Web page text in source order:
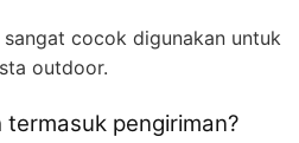
cocok digunakan untuk
outdoor.
pengiriman?